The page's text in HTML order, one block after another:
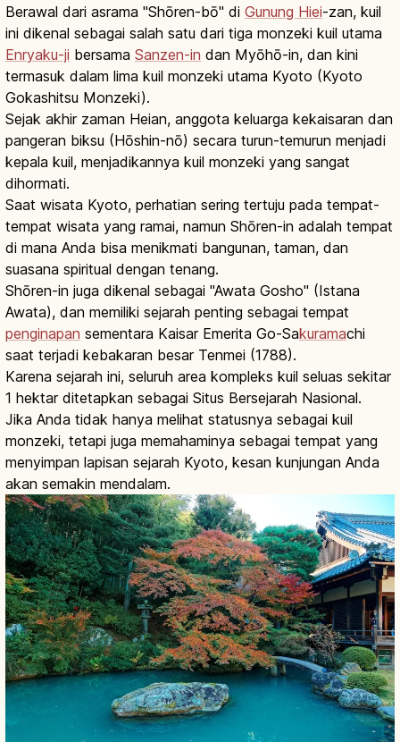
Berawal dari asrama "Shōren-bō" di Gunung Hiei-zan, kuil
ini dikenal sebagai salah satu dari tiga monzeki kuil utama
Enryaku-ji bersama Sanzen-in dan Myōhō-in, dan kini
termasuk dalam lima kuil monzeki utama Kyoto (Kyoto
Gokashitsu Monzeki).
Sejak akhir zaman Heian, anggota keluarga kekaisaran dan
pangeran biksu (Hōshin-nō) secara turun-temurun menjadi
kepala kuil, menjadikannya kuil monzeki yang sangat
dihormati.
Saat wisata Kyoto, perhatian sering tertuju pada tempat-
tempat wisata yang ramai, namun Shōren-in adalah tempat
di mana Anda bisa menikmati bangunan, taman, dan
suasana spiritual dengan tenang.
Shōren-in juga dikenal sebagai "Awata Gosho" (Istana
Awata), dan memiliki sejarah penting sebagai tempat
penginapan sementara Kaisar Emerita Go-Sakuramachi
saat terjadi kebakaran besar Tenmei (1788).
Karena sejarah ini, seluruh area kompleks kuil seluas sekitar
1 hektar ditetapkan sebagai Situs Bersejarah Nasional.
Jika Anda tidak hanya melihat statusnya sebagai kuil
monzeki, tetapi juga memahaminya sebagai tempat yang
menyimpan lapisan sejarah Kyoto, kesan kunjungan Anda
akan semakin mendalam.